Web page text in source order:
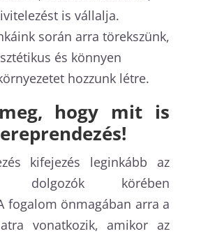
is vállalja.
során arra törekszünk,
és könnyen
hozzunk létre.
hogy mit is
kifejezés leginkább az
dolgozók körében
fogalom önmagában arra a
vonatkozik, amikor az